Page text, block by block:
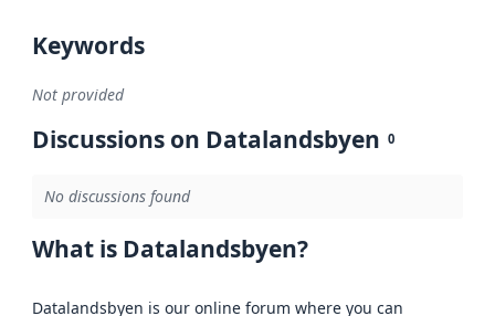
Keywords
Not provided
Discussions on Datalandsbyen 0
No discussions found
What is Datalandsbyen?
Datalandsbyen is our online forum where you can